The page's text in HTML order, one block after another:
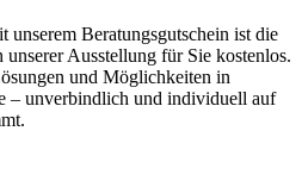
unserem Beratungsgutschein ist die
Ausstellung für Sie kostenlos.
und Möglichkeiten in
– unverbindlich und individuell auf